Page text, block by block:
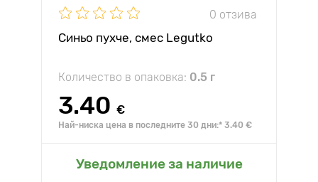
0 отзива
Синьо пухче, смес Legutko
Количество в опаковка: 0.5 г
3.40 €
Най-ниска цена в последните 30 дни:* 3.40 €
Уведомление за наличие